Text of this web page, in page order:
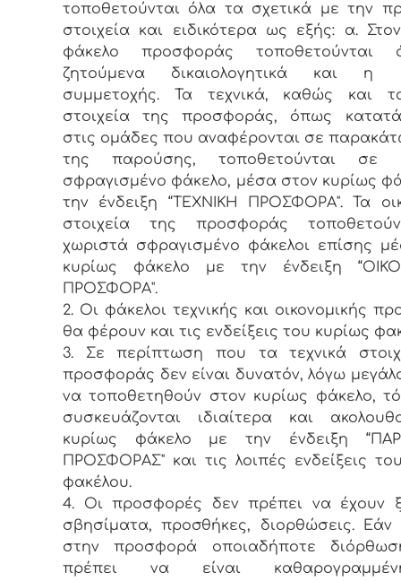
τοποθετούνται όλα τα σχετικά με την
στοιχεία και ειδικότερα ως εξής: α.
φάκελο προσφοράς τοποθετούνται
ζητούμενα δικαιολογητικά και η
συμμετοχής. Τα τεχνικά, καθώς και
στοιχεία της προσφοράς, όπως
στις ομάδες που αναφέρονται σε
της παρούσης, τοποθετούνται σε
σφραγισμένο φάκελο, μέσα στον κυρίως
την ένδειξη “ΤΕΧΝΙΚΗ ΠΡΟΣΦΟΡΑ". Τα
στοιχεία της προσφοράς
χωριστά σφραγισμένο φάκελοι επίσης
κυρίως φάκελο με την ένδειξη
ΠΡΟΣΦΟΡΑ".
2. Οι φάκελοι τεχνικής και οικονομικής
θα φέρουν και τις ενδείξεις του κυρίως
3. Σε περίπτωση που τα τεχνικά
προσφοράς δεν είναι δυνατόν, λόγω
να τοποθετηθούν στον κυρίως φάκελο,
συσκευάζονται ιδιαίτερα και
κυρίως φάκελο με την ένδειξη
ΠΡΟΣΦΟΡΑΣ" και τις λοιπές ενδείξεις
φακέλου.
4. Οι προσφορές δεν πρέπει να έχουν
σβησίματα, προσθήκες, διορθώσεις. Εάν
στην προσφορά οποιαδήποτε
πρέπει να είναι